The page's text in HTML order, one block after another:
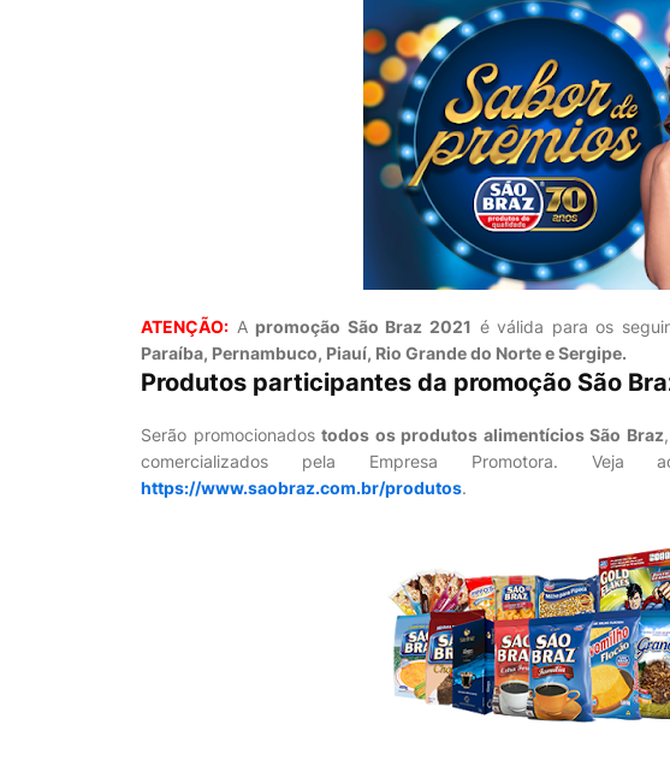
ATENÇÃO: A promoção São Braz 2021 é válida para os
Paraíba, Pernambuco, Piauí, Rio Grande do Norte e Sergipe.
Produtos participantes da promoção São
Serão promocionados todos os produtos alimentícios São Braz
comercializados pela Empresa Promotora.
https://www.saobraz.com.br/produtos.